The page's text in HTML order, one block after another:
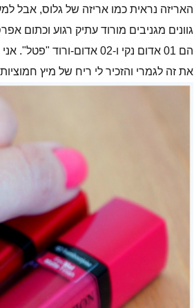
גוונים מגניבים מורוד עתיק רגוע וכתום
הם 01 אדום נקי ו-02
את זה לגמרי והזכיר לי ריח של מיץ